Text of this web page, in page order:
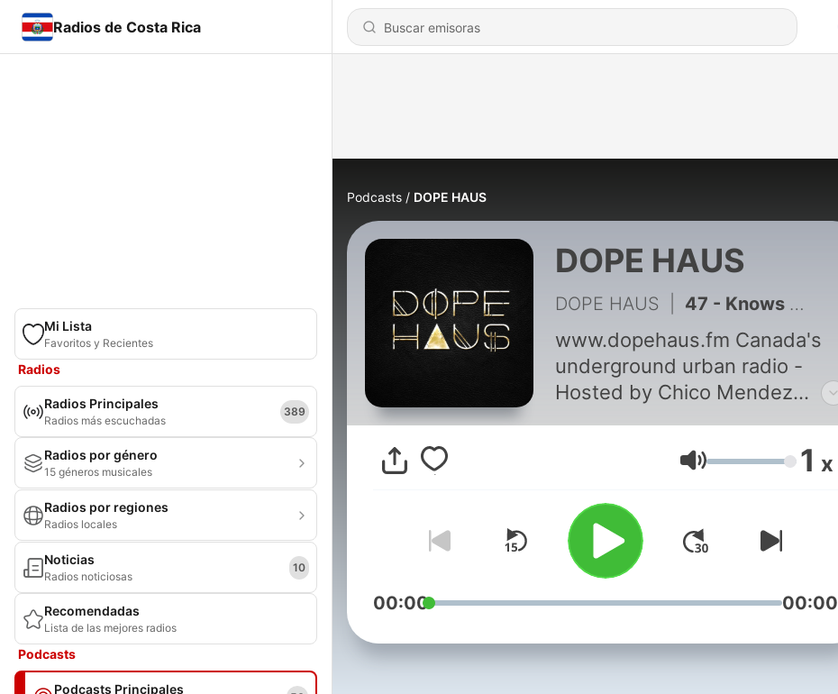
Radios de Costa Rica
Mi Lista
Favoritos y Recientes
Radios
Radios Principales
Radios más escuchadas
389
Radios por género
15 géneros musicales
Radios por regiones
Radios locales
Noticias
Radios noticiosas
10
Recomendadas
Lista de las mejores radios
Podcasts
Podcasts Principales
Podcasts DOPE HAUS
DOPE HAUS
DOPE HAUS 47 - Knows X DOPE HAUS
www.dopehaus.fm Canada's
underground urban radio -
Hosted by Chico Mendez
broadcast in Vancouver
biweekly SATURDAY 9-10pm
Volumen 1 x
00:00 00:00